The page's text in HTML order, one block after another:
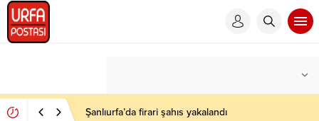
Şanlıurfa’da firari şahıs yakalandı